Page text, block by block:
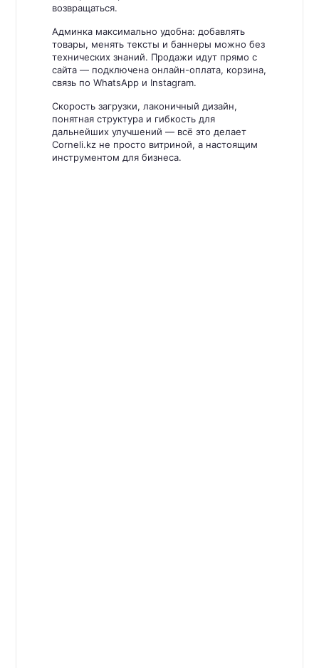
возвращаться.
Админка максимально удобна: добавлять
товары, менять тексты и баннеры можно без
технических знаний. Продажи идут прямо с
сайта — подключена онлайн-оплата, корзина,
связь по WhatsApp и Instagram.
Скорость загрузки, лаконичный дизайн,
понятная структура и гибкость для
дальнейших улучшений — всё это делает
Corneli.kz не просто витриной, а настоящим
инструментом для бизнеса.